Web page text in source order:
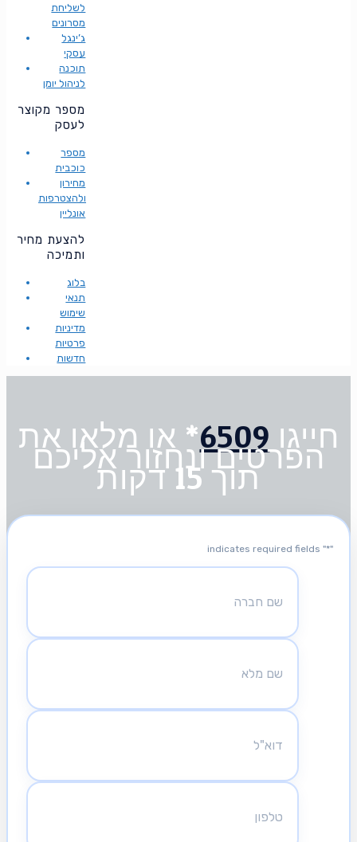
לשליחת
מסרונים
ג’ינגל
עסקי
תוכנה
לניהול יומן
מספר מקוצר
לעסק
מספר
כוכבית
מחירון
ולהצטרפות
אונליין
להצעת מחיר
ותמיכה
בלוג
תנאי
שימוש
מדיניות
פרטיות
חדשות
חייגו 6509* או מלאו את
הפרטים ונחזור אליכם
תוך 15 דקות
"
*
" indicates required fields